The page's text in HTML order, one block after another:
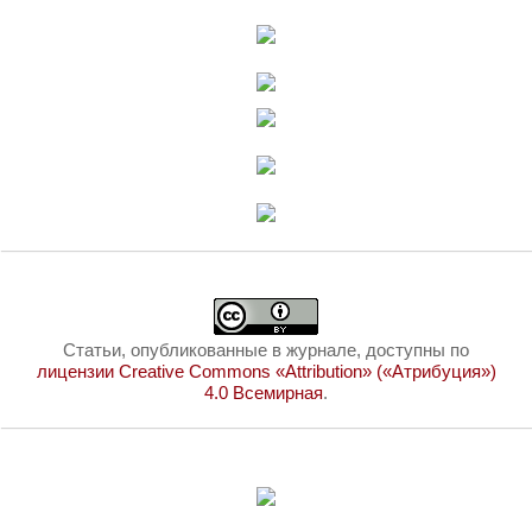
Статьи, опубликованные в журнале, доступны по
лицензии Creative Commons «Attribution» («Атрибуция»)
4.0 Всемирная.